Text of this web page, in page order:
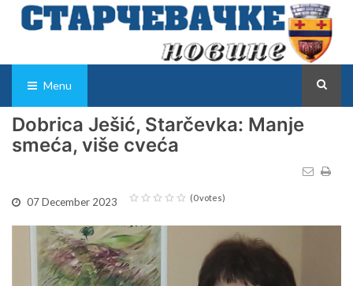
Menu
Dobrica Ješić, Starčevka: Manje
smeća, više cveća
07 December 2023 (0 votes)